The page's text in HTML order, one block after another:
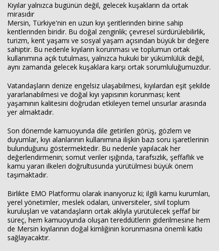
Kıyılar yalnızca bugünün değil, gelecek kuşakların da ortak
mirasıdır
Mersin, Türkiye'nin en uzun kıyı şeritlerinden birine sahip
kentlerinden biridir. Bu doğal zenginlik; çevresel sürdürülebilirlik,
turizm, kent yaşamı ve sosyal yaşam açısından büyük bir değere
sahiptir. Bu nedenle kıyıların korunması ve toplumun ortak
kullanımına açık tutulması, yalnızca hukuki bir yükümlülük değil,
aynı zamanda gelecek kuşaklara karşı ortak sorumluluğumuzdur.
Vatandaşların denize engelsiz ulaşabilmesi, kıyılardan eşit şekilde
yararlanabilmesi ve doğal kıyı yapısının korunması; kent
yaşamının kalitesini doğrudan etkileyen temel unsurlar arasında
yer almaktadır.
Son dönemde kamuoyunda dile getirilen görüş, gözlem ve
duyumlar, kıyı alanlarının kullanımına ilişkin bazı soru işaretlerinin
bulunduğunu göstermektedir. Bu nedenle yapılacak her
değerlendirmenin; somut veriler ışığında, tarafsızlık, şeffaflık ve
kamu yararı ilkeleri doğrultusunda yürütülmesi büyük önem
taşımaktadır.
Birlikte EMO Platformu olarak inanıyoruz ki; ilgili kamu kurumları,
yerel yönetimler, meslek odaları, üniversiteler, sivil toplum
kuruluşları ve vatandaşların ortak aklıyla yürütülecek şeffaf bir
süreç, hem kamuoyunda oluşan tereddütlerin giderilmesine hem
de Mersin kıyılarının doğal kimliğinin korunmasına önemli katkı
sağlayacaktır.